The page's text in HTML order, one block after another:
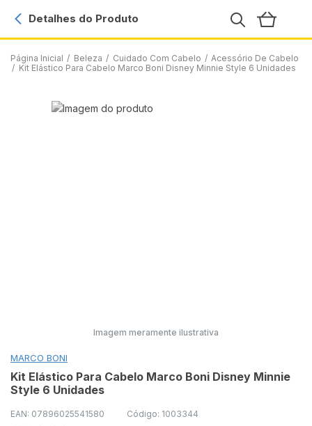
Página Inicial / Beleza / Cuidado Com Cabelo / Acessório De Cabelo
/ Kit Elástico Para Cabelo Marco Boni Disney Minnie Style 6 Unidades
Detalhes do Produto
Imagem meramente ilustrativa
MARCO BONI
Kit Elástico Para Cabelo Marco Boni Disney Minnie
Style 6 Unidades
EAN: 07896025541580 Código: 1003344